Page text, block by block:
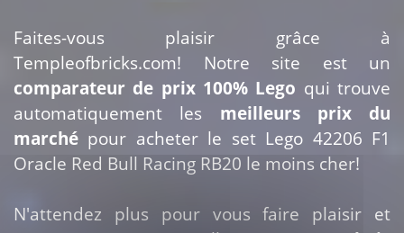
Faites-vous plaisir grâce à
Templeofbricks.com! Notre site est un
comparateur de prix 100% Lego qui trouve
automatiquement les meilleurs prix du
marché pour acheter le set Lego 42206 F1
Oracle Red Bull Racing RB20 le moins cher!
N'attendez plus pour vous faire plaisir et